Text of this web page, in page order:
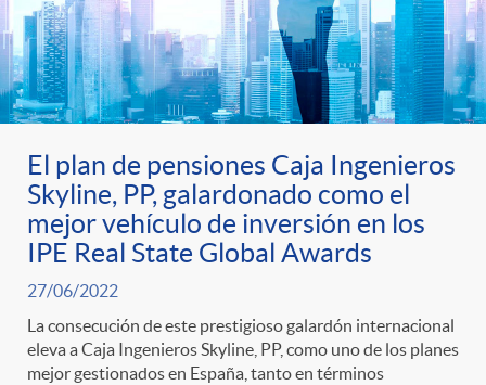
El plan de pensiones Caja Ingenieros
Skyline, PP, galardonado como el
mejor vehículo de inversión en los
IPE Real State Global Awards
27/06/2022
La consecución de este prestigioso galardón internacional
eleva a Caja Ingenieros Skyline, PP, como uno de los planes
mejor gestionados en España, tanto en términos